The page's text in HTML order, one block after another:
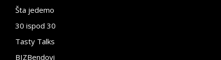
Šta jedemo
30 ispod 30
Tasty Talks
BIZBendovi